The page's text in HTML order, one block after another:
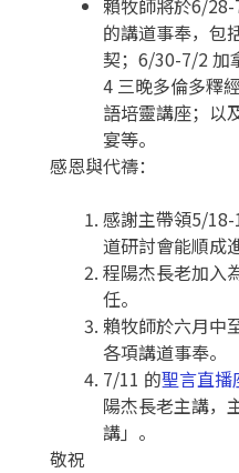
的講道事奉，包
契；6/30-7/2 加
4 三晚多倫多釋
語培靈講座；以
宴等。
感恩與代禱：
感謝主帶領5/
道研討會能順成
程陽杰長老加入
任。
賴牧師於六月中
各項講道事奉。
7/11 的聖言直播
陽杰長老主講，
講」。
敬祝